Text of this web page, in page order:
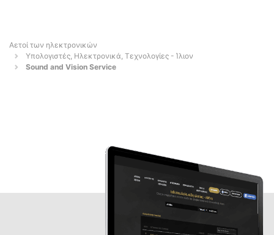
Αετοί των ηλεκτρονικών
Υπολογιστές, Ηλεκτρονικά, Τεχνολογίες - Ίλιον
Sound and Vision Service